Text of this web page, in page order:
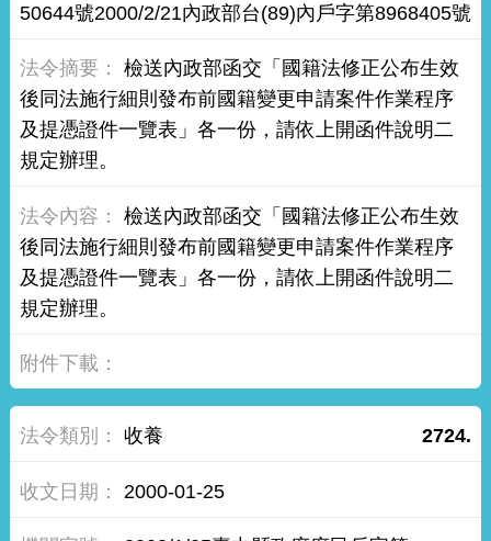
50644號2000/2/21內政部台(89)內戶字第8968405號
檢送內政部函交「國籍法修正公布生效
後同法施行細則發布前國籍變更申請案件作業程序
及提憑證件一覽表」各一份，請依上開函件說明二
規定辦理。
檢送內政部函交「國籍法修正公布生效
後同法施行細則發布前國籍變更申請案件作業程序
及提憑證件一覽表」各一份，請依上開函件說明二
規定辦理。
2724.
收養
2000-01-25